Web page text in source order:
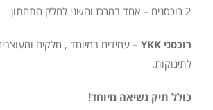
2 רוכסנים – אחד במרכז והשני לחלק התחתון
רוכסני YKK
– עמידים במיוחד , חלקים
לתינוקות.
כולל תיק נשיאה מיוחד!